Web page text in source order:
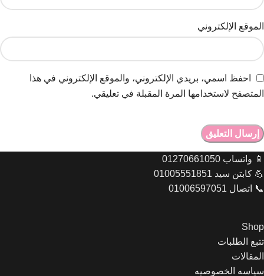
الموقع الإلكتروني
احفظ اسمي، بريدي الإلكتروني، والموقع الإلكتروني في هذا
المتصفح لاستخدامها المرة المقبلة في تعليقي.
📱 واتساب 01270661050
💪 كابتن سيد 01005551851
📞 اتصال 01006597051
Shop
تتبع الطلبات
المقالات
سياسه الخصوصيه